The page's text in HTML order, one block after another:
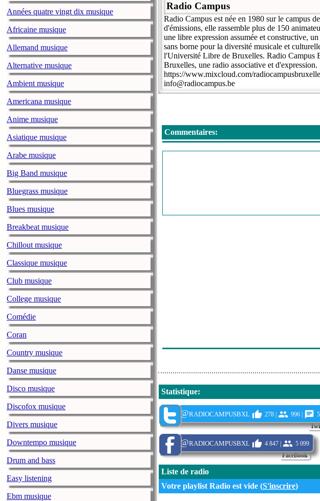
Années quatre vingt dix musique
Africaine musique
Allemand musique
Alternative musique
Ambient musique
Americana musique
Anime musique
Asiatique musique
Arabe musique
Big Band musique
Bluegrass musique
Blues musique
Breakbeat musique
Chillout musique
Classique musique
Club musique
College musique
Comédie
Coran
Country musique
Danse musique
Disco musique
Discofox musique
Divers musique
Downtempo musique
Drum and bass
Easy listening
Ebm musique
Radio Campus
Radio Campus est née en 1980 sur le campus
d'émissions, elle rassemble plus de 150
une libre expression assumée et constructive,
sans borne pour la diversité musicale et
l'Université Libre de Bruxelles. Radio Campus
Bruxelles, une radio associative et d'expression.
https://www.mixcloud.com/
info@radiocampus.be
Commentaires:
Statistique:
@radiocampusbxl 278 | 996 |
FaceBook
@radiocampusbxl 4 847 | 5 099
Liste de radio
Votre playlist Radio est vide (S'inscrire)